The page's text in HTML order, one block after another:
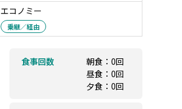
エコノミー
乗継／経由
食事回数
朝食：0回
昼食：0回
夕食：0回